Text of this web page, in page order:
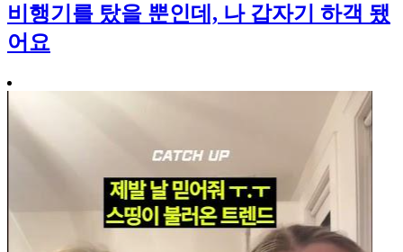
비행기를 탔을 뿐인데, 나 갑자기 하객 됐
어요